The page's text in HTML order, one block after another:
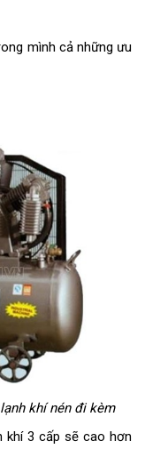
mình cả những ưu
khí nén đi kèm
khí 3 cấp sẽ cao hơn